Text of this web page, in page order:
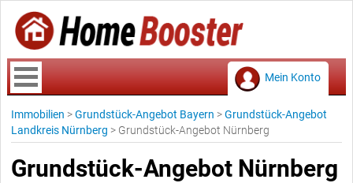
Mein Konto
Immobilien >Grundstück-Angebot Bayern >Grundstück-Angebot
Landkreis Nürnberg > Grundstück-Angebot Nürnberg
Grundstück-Angebot Nürnberg